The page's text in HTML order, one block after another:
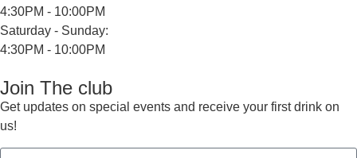
4:30PM - 10:00PM
Saturday - Sunday:
4:30PM - 10:00PM
Join The club
Get updates on special events and receive your first drink on
us!